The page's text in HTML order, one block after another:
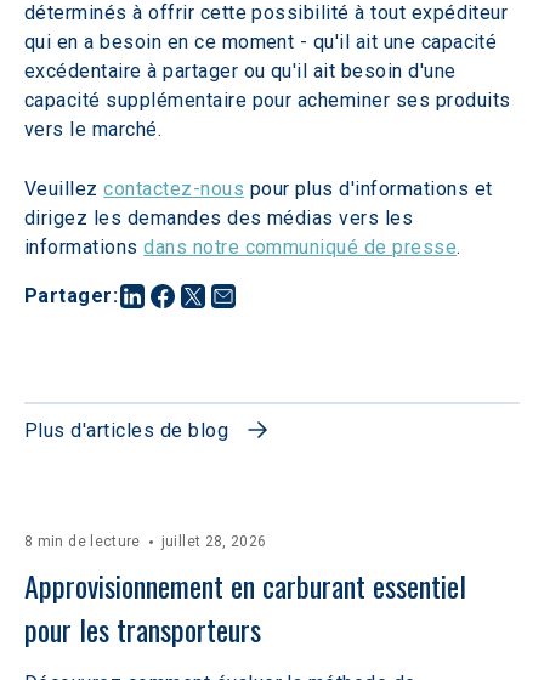
Partager:
déterminés à offrir cette possibilité à tout expéditeur
qui en a besoin en ce moment - qu'il ait une capacité
excédentaire à partager ou qu'il ait besoin d'une
capacité supplémentaire pour acheminer ses produits
vers le marché.
Veuillez contactez-nous pour plus d'informations et
dirigez les demandes des médias vers les
informations dans notre communiqué de presse.
Plus d'articles de blog
8 min de lecture juillet 28, 2026
Approvisionnement en carburant essentiel
pour les transporteurs